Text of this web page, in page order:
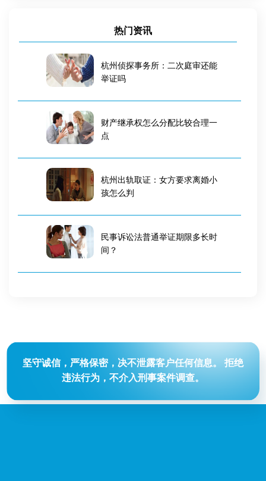
热门资讯
杭州侦探事务所：二次庭审还能
举证吗
财产继承权怎么分配比较合理一
点
杭州出轨取证：女方要求离婚小
孩怎么判
民事诉讼法普通举证期限多长时
间？
坚守诚信，严格保密，决不泄露客户任何信息。 拒绝
违法行为，不介入刑事案件调查。